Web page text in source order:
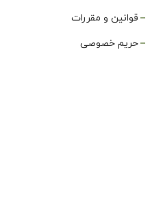
قوانین و مقررات
حریم خصوصی